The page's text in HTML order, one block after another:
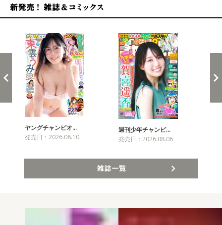
ヤングチャンピオ…
発売日：2026.08.10
週刊少年チャンピ…
発売日：2026.08.06